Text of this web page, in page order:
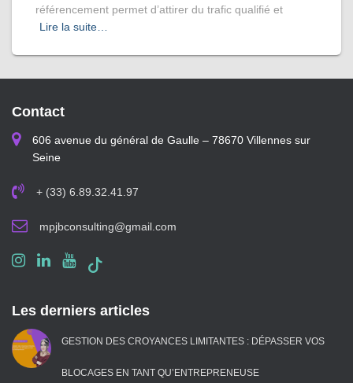
référencement permet d’attirer du trafic qualifié et
Lire la suite…
Contact
606 avenue du général de Gaulle – 78670 Villennes sur
Seine
+ (33) 6.89.32.41.97
mpjbconsulting@gmail.com
Les derniers articles
GESTION DES CROYANCES LIMITANTES : DÉPASSER VOS
BLOCAGES EN TANT QU’ENTREPRENEUSE